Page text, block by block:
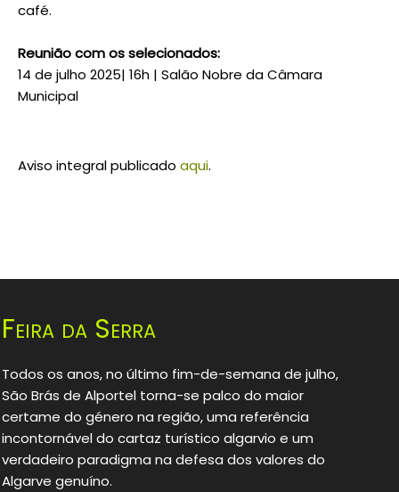
café.
Reunião com os selecionados:
14 de julho 2025| 16h | Salão Nobre da Câmara
Municipal
Aviso integral publicado aqui.
Feira da Serra
Todos os anos, no último fim-de-semana de julho,
São Brás de Alportel torna-se palco do maior
certame do género na região, uma referência
incontornável do cartaz turístico algarvio e um
verdadeiro paradigma na defesa dos valores do
Algarve genuíno.